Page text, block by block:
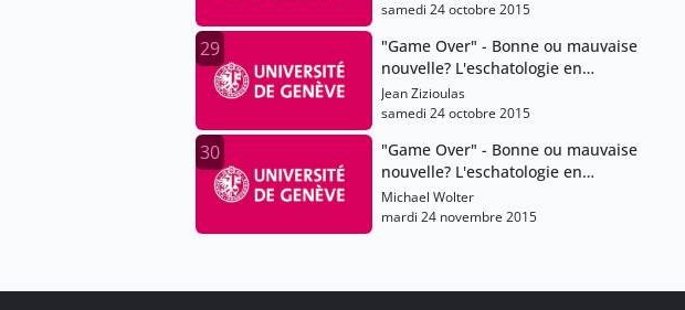
samedi 24 octobre 2015
29
"Game Over" - Bonne ou mauvaise
nouvelle? L'eschatologie en
question
Jean Zizioulas
samedi 24 octobre 2015
30
"Game Over" - Bonne ou mauvaise
nouvelle? L'eschatologie en
question
Michael Wolter
mardi 24 novembre 2015